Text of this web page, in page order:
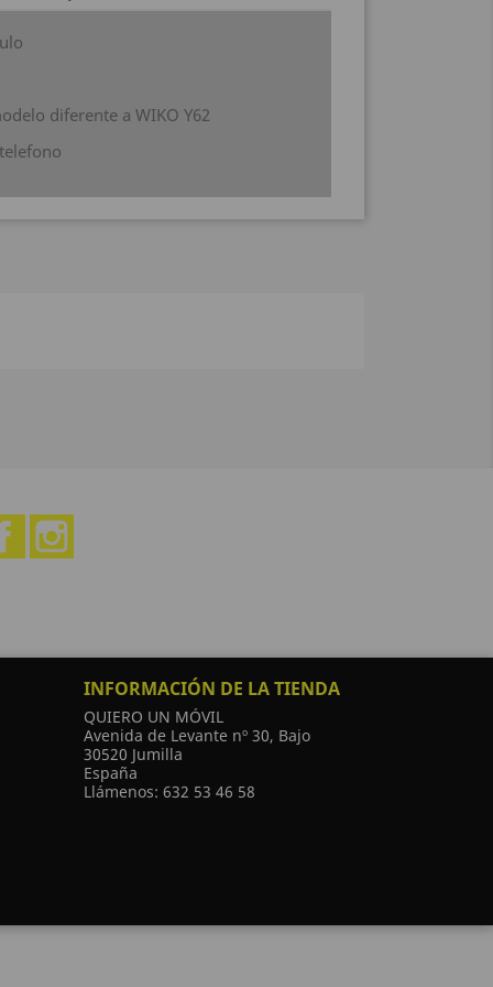
diferente a WIKO Y62
Facebook
INFORMACIÓN DE LA TIENDA
QUIERO UN MÓVIL
Avenida de Levante nº 30, Bajo
30520 Jumilla
España
Llámenos: 632 53 46 58